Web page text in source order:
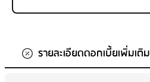
รายละเอียดดอกเบี้ยเพิ่มเติม